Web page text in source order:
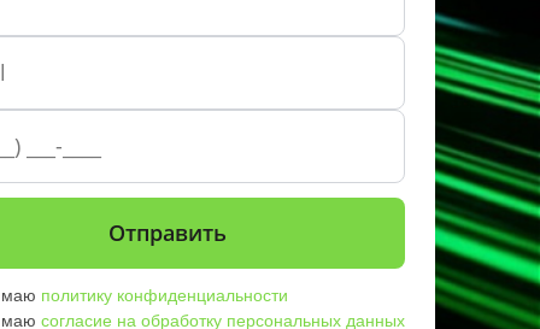
политику конфиденциальности
согласие на обработку персональных данных